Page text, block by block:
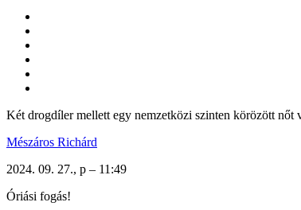
Két drogdíler mellett egy nemzetközi szinten körözött nőt
Mészáros Richárd
2024. 09. 27., p – 11:49
Óriási fogás!